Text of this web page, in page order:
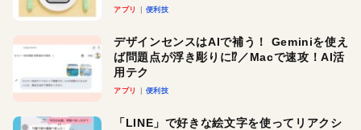
アプリ 便利技
デザインセンスはAIで補う！ Geminiを使え
ば問題点が浮き彫りに⁉︎／Macで速攻！AI活
用テク
アプリ 便利技
「LINE」で好きな絵文字を使ってリアクシ